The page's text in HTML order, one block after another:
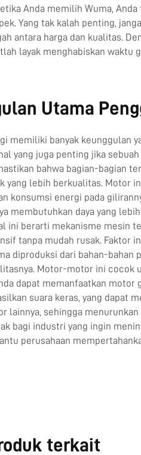
Anda memilih Wuma,
Yang tak kalah penting,
antara harga dan kualitas.
layak menghabiskan waktu
Utama
memiliki banyak keunggulan
yang juga penting jika
bahwa bagian-bagian
yang lebih berkualitas. Motor
konsumsi energi pada
membutuhkan daya yang
ini berarti mekanisme mesin
tanpa mudah rusak. Faktor
diproduksi dari bahan-bahan
Motor-motor ini cocok
dapat memanfaatkan
suara keras, yang dapat
lainnya, sehingga
bagi industri yang ingin
perusahaan
terkait